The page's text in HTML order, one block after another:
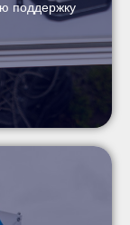
поддержку